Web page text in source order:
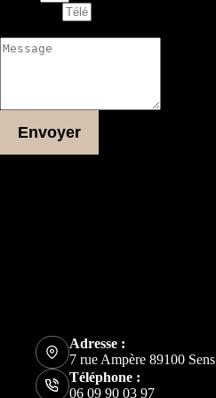
Envoyer
Adresse :
7 rue Ampère 89100 Sens
Téléphone :
06 09 90 03 97